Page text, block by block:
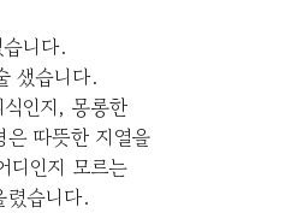
니다.
샜습니다.
인지, 몽롱한
따뜻한 지열을
디인지 모르는
렸습니다.